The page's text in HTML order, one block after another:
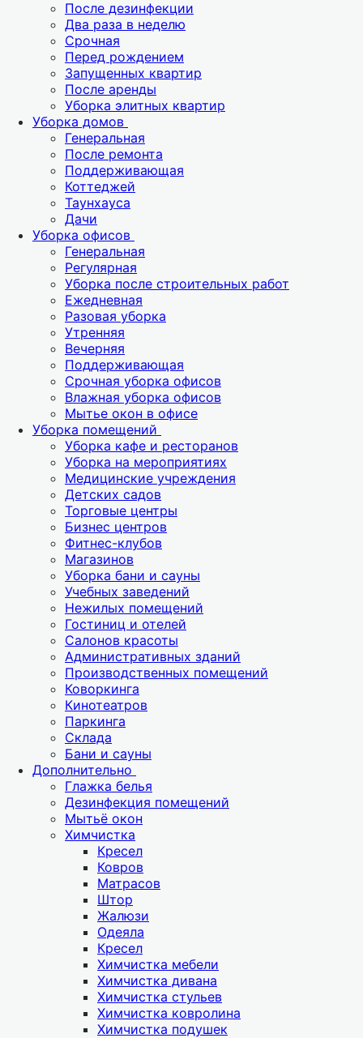
После дезинфекции
Два раза в неделю
Срочная
Перед рождением
Запущенных квартир
После аренды
Уборка элитных квартир
Уборка домов
Генеральная
После ремонта
Поддерживающая
Коттеджей
Таунхауса
Дачи
Уборка офисов
Генеральная
Регулярная
Уборка после строительных работ
Ежедневная
Разовая уборка
Утренняя
Вечерняя
Поддерживающая
Срочная уборка офисов
Влажная уборка офисов
Мытье окон в офисе
Уборка помещений
Уборка кафе и ресторанов
Уборка на мероприятиях
Медицинские учреждения
Детских садов
Торговые центры
Бизнес центров
Фитнес-клубов
Магазинов
Уборка бани и сауны
Учебных заведений
Нежилых помещений
Гостиниц и отелей
Салонов красоты
Административных зданий
Производственных помещений
Коворкинга
Кинотеатров
Паркинга
Склада
Бани и сауны
Дополнительно
Глажка белья
Дезинфекция помещений
Мытьё окон
Химчистка
Кресел
Ковров
Матрасов
Штор
Жалюзи
Одеяла
Кресел
Химчистка мебели
Химчистка дивана
Химчистка стульев
Химчистка ковролина
Химчистка подушек